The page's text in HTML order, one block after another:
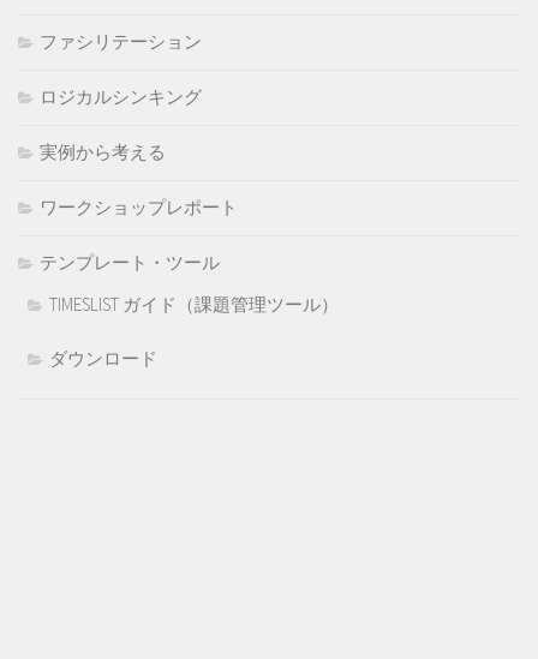
ファシリテーション
ロジカルシンキング
実例から考える
ワークショップレポート
テンプレート・ツール
TIMESLIST ガイド（課題管理ツール）
ダウンロード